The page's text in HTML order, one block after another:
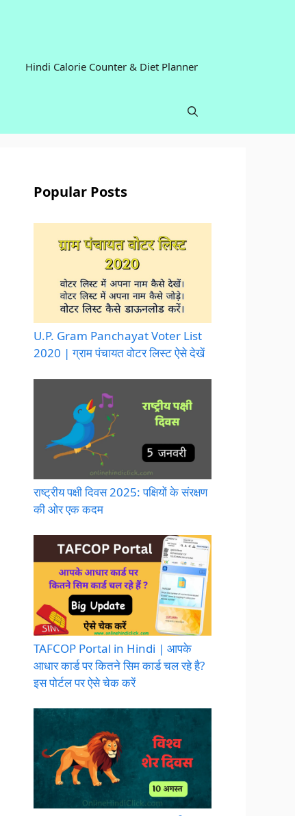
Hindi Calorie Counter & Diet Planner
Popular Posts
U.P. Gram Panchayat Voter List
2020 | ग्राम पंचायत वोटर लिस्ट ऐसे देखें
राष्ट्रीय पक्षी दिवस 2025: पक्षियों के संरक्षण
की ओर एक कदम
TAFCOP Portal in Hindi | आपके
आधार कार्ड पर कितने सिम कार्ड चल रहे है?
इस पोर्टल पर ऐसे चेक करें